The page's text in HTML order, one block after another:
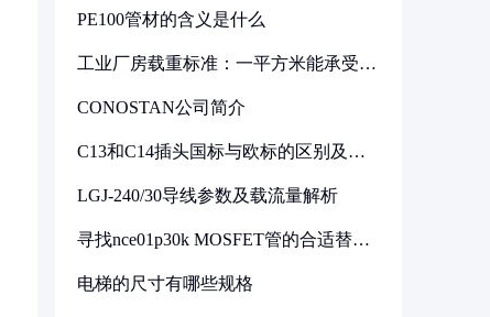
PE100管材的含义是什么
工业厂房载重标准：一平方米能承受多
CONOSTAN公司简介
C13和C14插头国标与欧标的区别及其
LGJ-240/30导线参数及载流量解析
寻找nce01p30k MOSFET管的合适替代
电梯的尺寸有哪些规格